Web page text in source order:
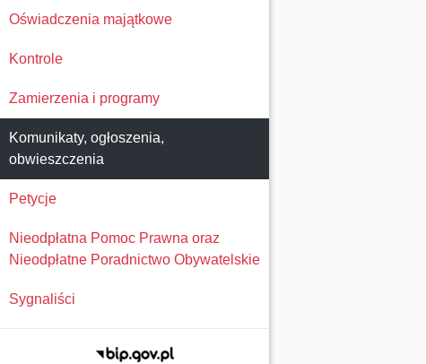
Oświadczenia majątkowe
Kontrole
Zamierzenia i programy
Komunikaty, ogłoszenia,
obwieszczenia
Petycje
Nieodpłatna Pomoc Prawna oraz
Nieodpłatne Poradnictwo Obywatelskie
Sygnaliści